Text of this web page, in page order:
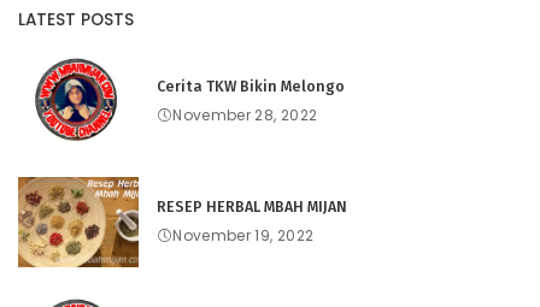
LATEST POSTS
Cerita TKW Bikin Melongo
November 28, 2022
RESEP HERBAL MBAH MIJAN
November 19, 2022